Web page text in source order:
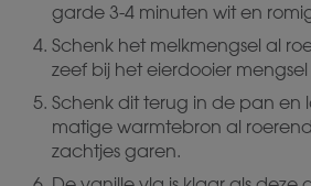
garde 3-4 minuten wit en
Schenk het melkmengsel al
zeef bij het eierdooier mengsel
Schenk dit terug in de pan en
matige warmtebron al
zachtjes garen.